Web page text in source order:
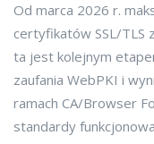
Od marca 2026 r.
certyfikatów SSL/TLS
ta jest kolejnym
zaufania WebPKI i
ramach CA/Browser
standardy